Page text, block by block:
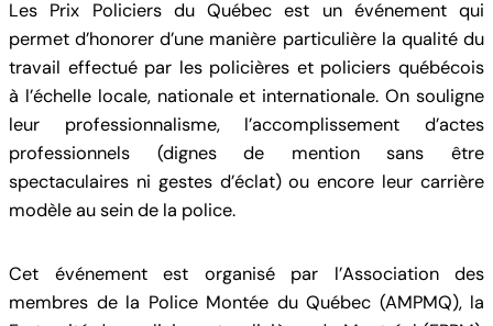
Les Prix Policiers du Québec est un événement qui
permet d’honorer d’une manière particulière la qualité du
travail effectué par les policières et policiers québécois
à l’échelle locale, nationale et internationale. On souligne
leur professionnalisme, l’accomplissement d’actes
professionnels (dignes de mention sans être
spectaculaires ni gestes d’éclat) ou encore leur carrière
modèle au sein de la police.
Cet événement est organisé par l’Association des
membres de la Police Montée du Québec (AMPMQ), la